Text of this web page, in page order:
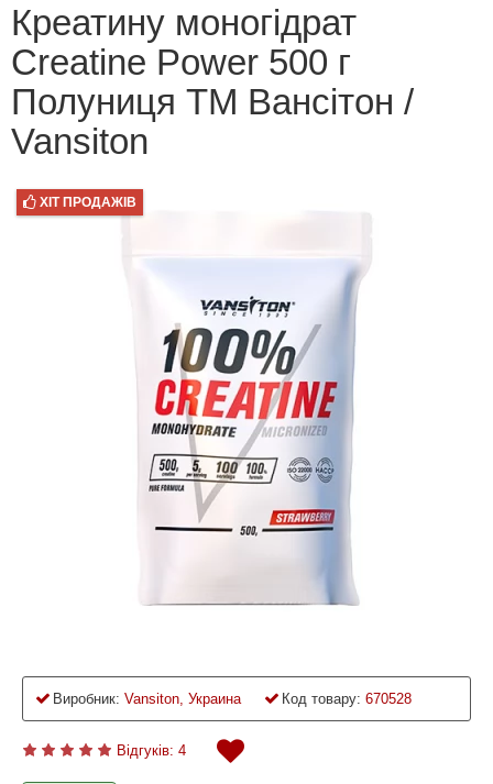
Креатину моногідрат
Creatine Power 500 г
Полуниця ТМ Вансітон /
Vansiton
ХІТ ПРОДАЖІВ
Виробник: Vansiton, Украина Код товару: 670528
Відгуків: 4